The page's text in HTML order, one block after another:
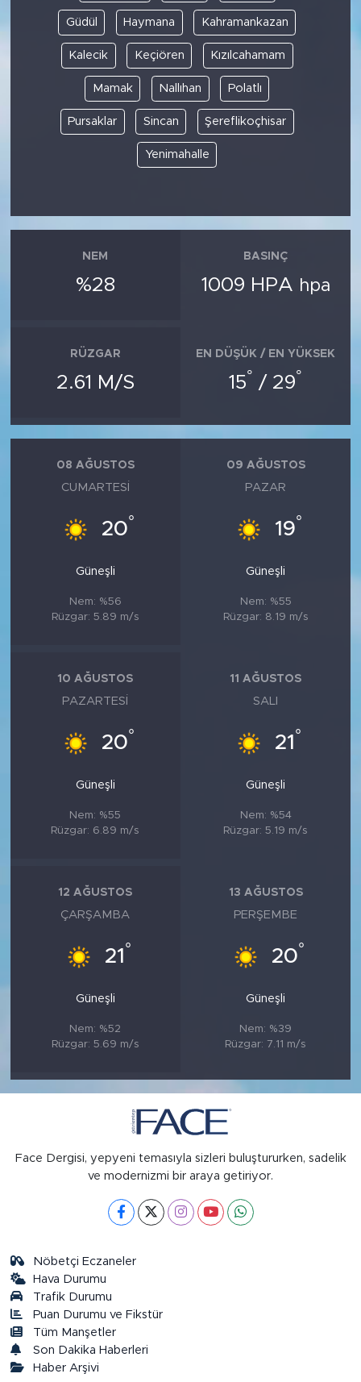
Güdül Haymana Kahramankazan
Kalecik Keçiören Kızılcahamam
Mamak Nallıhan Polatlı
Pursaklar Sincan Şereflikoçhisar
Yenimahalle
NEM
%28
BASINÇ
1009 HPA hpa
RÜZGAR
2.61 M/S
EN DÜŞÜK / EN YÜKSEK
15° / 29°
08 AĞUSTOS
CUMARTESI
20°
Güneşli
Nem: %56
Rüzgar: 5.89 m/s
09 AĞUSTOS
PAZAR
19°
Güneşli
Nem: %55
Rüzgar: 8.19 m/s
10 AĞUSTOS
PAZARTESI
20°
Güneşli
Nem: %55
Rüzgar: 6.89 m/s
11 AĞUSTOS
SALI
21 °
Güneşli
Nem: %54
Rüzgar: 5.19 m/s
12 AĞUSTOS
ÇARŞAMBA
21 °
Güneşli
Nem: %52
Rüzgar: 5.69 m/s
13 AĞUSTOS
PERŞEMBE
20°
Güneşli
Nem: %39
Rüzgar: 7.11 m/s
Face Dergisi, yepyeni temasıyla sizleri buluştururken, sadelik
ve modernizmi bir araya getiriyor.
Nöbetçi Eczaneler
Hava Durumu
Trafik Durumu
Puan Durumu ve Fikstür
Tüm Manşetler
Son Dakika Haberleri
Haber Arşivi